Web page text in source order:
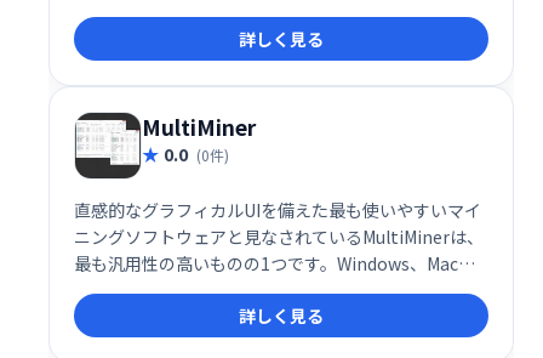
アルゴリズムと互換性があり、複数のマイニングプー
ルを同時に管理できます。効率的なマイニング作業を
実現し、収益最大化を支援します。高度な機能で、初
心者から上級者まで幅広く利用可能です。
詳しく見る
MultiMiner
0.0 (0件)
直感的なグラフィカルUIを備えた最も使いやすいマイ
ニングソフトウェアと見なされているMultiMinerは、
最も汎用性の高いものの1つです。Windows、Mac、
Linuxで実行し、マイニングハードウェアのあるタイ
プから別のタイプにシームレスに切り替えて、異なる
タイプの暗号通貨をマイニングすることができます。
詳しく見る